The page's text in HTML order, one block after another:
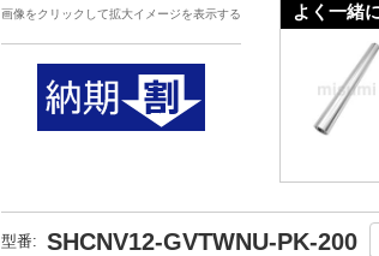
画像をクリックして拡大イメージを表示する よく一緒
型番: SHCNV12-GVTWNU-PK-200